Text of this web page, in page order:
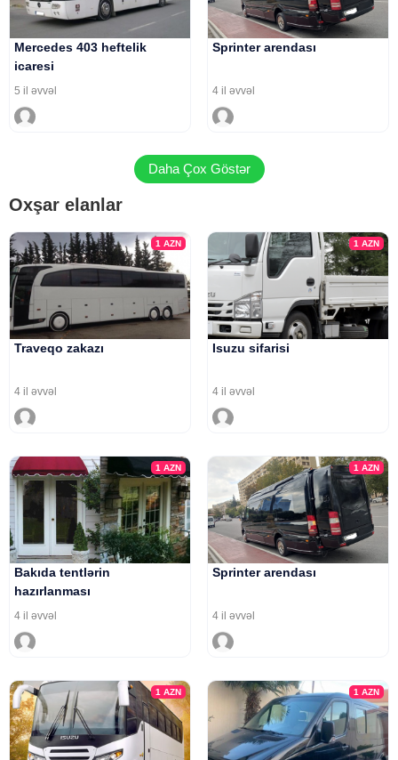
Mercedes 403 heftelik
icaresi
5 il əvvəl
Sprinter arendası
4 il əvvəl
Daha Çox Göstər
Oxşar elanlar
1AZN
Traveqo zakazı
4 il əvvəl
1 AZN
Isuzu sifarisi
4 il əvvəl
1AZN
Bakıda tentlərin
hazırlanması
4 il əvvəl
1 AZN
Sprinter arendası
4 il əvvəl
1AZN 1 AZN